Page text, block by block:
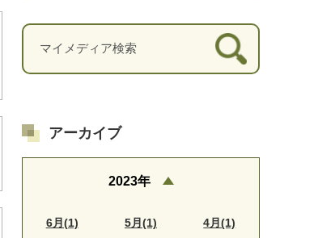
アーカイブ
2023年
6月(1) 5月(1) 4月(1)